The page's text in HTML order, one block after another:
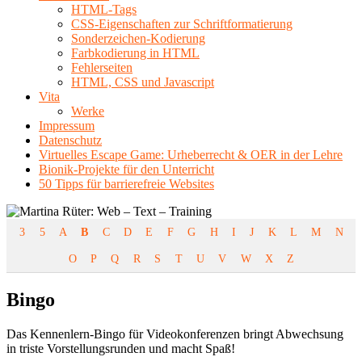
HTML-Tags
CSS-Eigenschaften zur Schriftformatierung
Sonderzeichen-Kodierung
Farbkodierung in HTML
Fehlerseiten
HTML, CSS und Javascript
Vita
Werke
Impressum
Datenschutz
Virtuelles Escape Game: Urheberrecht & OER in der Lehre
Bionik-Projekte für den Unterricht
50 Tipps für barrierefreie Websites
3 5 A B C D E F G H I J K L M N
O P Q R S T U V W X Z
Bingo
Das Kennenlern-Bingo für Videokonferenzen bringt Abwechsung
in triste Vorstellungsrunden und macht Spaß!